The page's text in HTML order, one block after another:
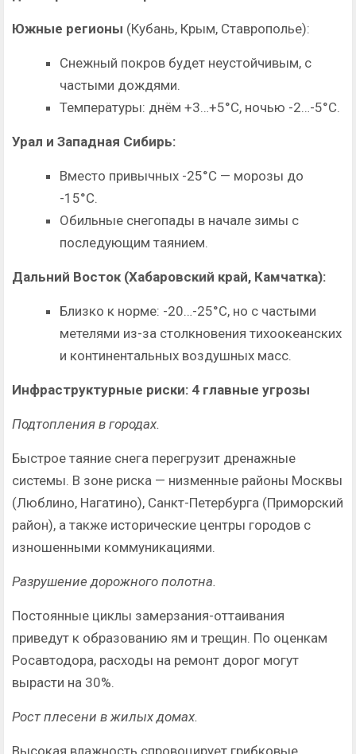
Южные регионы (Кубань, Крым, Ставрополье):
Снежный покров будет неустойчивым, с
частыми дождями.
Температуры: днём +3…+5°C, ночью -2…-5°C.
Урал и Западная Сибирь:
Вместо привычных -25°C — морозы до
-15°C.
Обильные снегопады в начале зимы с
последующим таянием.
Дальний Восток (Хабаровский край, Камчатка):
Близко к норме: -20…-25°C, но с частыми
метелями из-за столкновения тихоокеанских
и континентальных воздушных масс.
Инфраструктурные риски: 4 главные угрозы
Подтопления в городах.
Быстрое таяние снега перегрузит дренажные
системы. В зоне риска — низменные районы Москвы
(Люблино, Нагатино), Санкт-Петербурга (Приморский
район), а также исторические центры городов с
изношенными коммуникациями.
Разрушение дорожного полотна.
Постоянные циклы замерзания-оттаивания
приведут к образованию ям и трещин. По оценкам
Росавтодора, расходы на ремонт дорог могут
вырасти на 30%.
Рост плесени в жилых домах.